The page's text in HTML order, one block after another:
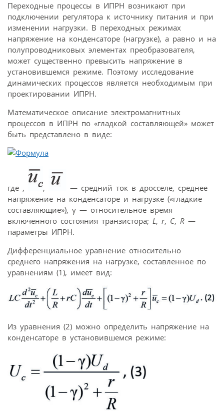
Переходные процессы в ИПРН возникают при
подключении регулятора к источнику питания и при
изменении нагрузки. В переходных режимах
напряжение на конденсаторе (нагрузке), а равно и на
полупроводниковых элементах преобразователя,
может существенно превысить напряжение в
установившемся режиме. Поэтому исследование
динамических процессов является необходимым при
проектировании ИПРН.
Математическое описание электромагнитных
процессов в ИПРН по «гладкой составляющей» может
быть представлено в виде:
где , ,
— средний ток в дросселе, среднее
напряжение на конденсаторе и нагрузке («гладкие
составляющие»), γ — относительное время
включенного состояния транзистора; L, r, C, R —
параметры ИПРН.
Дифференциальное уравнение относительно
среднего напряжения на нагрузке, составленное по
уравнениям (1), имеет вид:
Из уравнения (2) можно определить напряжение на
конденсаторе в установившемся режиме: